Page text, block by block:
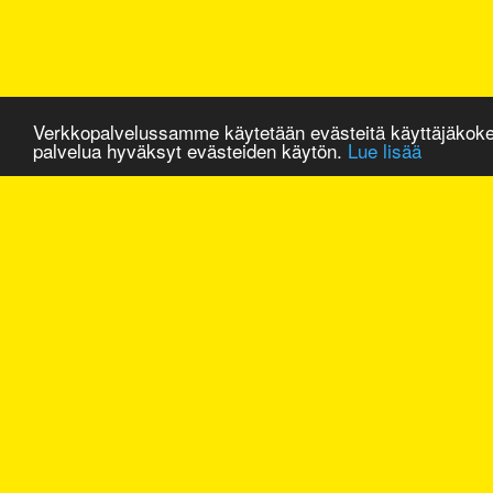
Verkkopalvelussamme käytetään evästeitä
palvelua hyväksyt evästeiden käytön. Lue lisää